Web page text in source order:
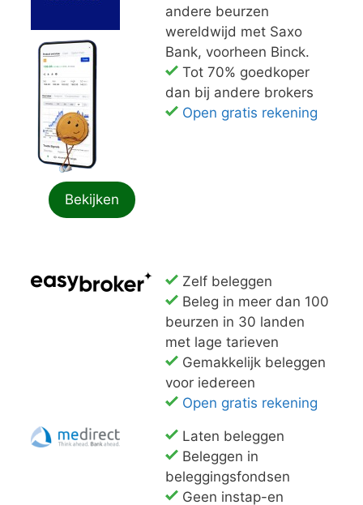
Bekijken
andere beurzen
wereldwijd met Saxo
Bank, voorheen Binck.
Tot 70% goedkoper
dan bij andere brokers
Open gratis rekening
Zelf beleggen
Beleg in meer dan 100
beurzen in 30 landen
met lage tarieven
Gemakkelijk beleggen
voor iedereen
Open gratis rekening
Laten beleggen
Beleggen in
beleggingsfondsen
Geen instap-en